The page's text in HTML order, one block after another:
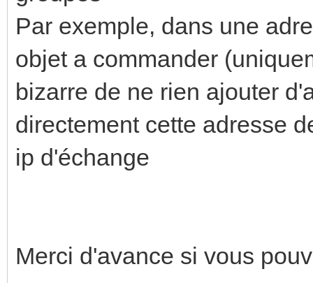
Par exemple, dans une
objet a commander
bizarre de ne rien ajouter
directement cette adresse
ip d'échange
Merci d'avance si vous